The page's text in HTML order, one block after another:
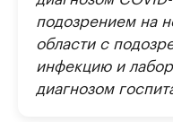
подозрением на
области с
инфекцию и
диагнозом